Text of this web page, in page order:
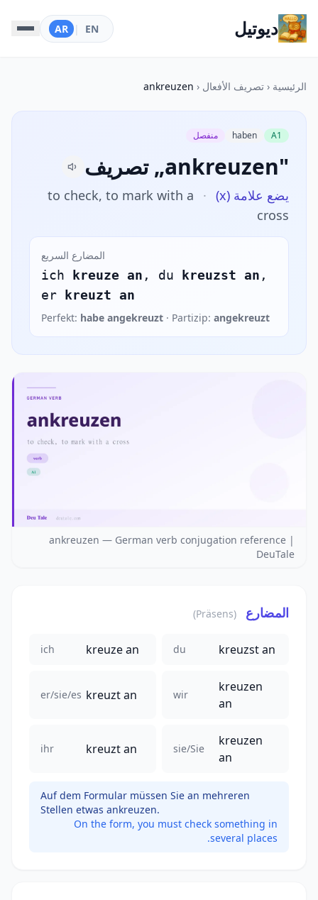
ديوتيل EN
|
AR
الرئيسية ‹ تصريف الأفعال ‹
ankreuzen
A1
haben منفصل
تصريف „ankreuzen"
يضع علامة (x) ·
to check, to mark with a
cross
المضارع السريع
ich kreuze an , du kreuzst an ,
er
kreuzt an
Perfekt: habe angekreuzt · Partizip: angekreuzt
ankreuzen — German verb conjugation reference |
DeuTale
المضارع (Präsens)
ich kreuze an du kreuzst an
er/sie/es kreuzt an wir
kreuzen
an
ihr kreuzt an sie/Sie
kreuzen
an
Auf dem Formular müssen Sie an mehreren
Stellen etwas ankreuzen.
On the form, you must check something in
several places.